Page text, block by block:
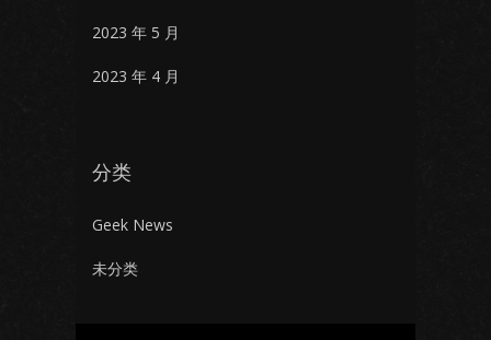
2023 年 5 月
2023 年 4 月
分类
Geek News
未分类